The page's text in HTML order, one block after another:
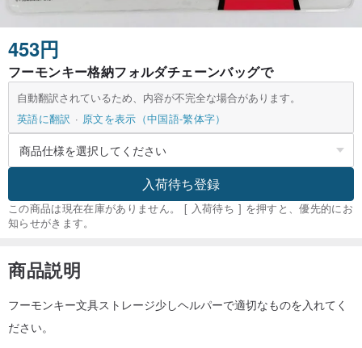
453円
フーモンキー格納フォルダチェーンバッグで
自動翻訳されているため、内容が不完全な場合があります。
英語に翻訳
原文を表示（中国語-繁体字）
入荷待ち登録
この商品は現在在庫がありません。 [ 入荷待ち ] を押すと、優先的にお
知らせがきます。
商品説明
フーモンキー文具ストレージ少しヘルパーで適切なものを入れてく
ださい。